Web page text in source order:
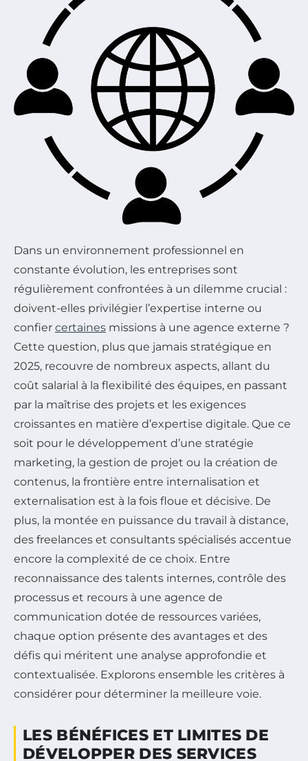
Dans un environnement professionnel en
constante évolution, les entreprises sont
régulièrement confrontées à un dilemme crucial :
doivent-elles privilégier l’expertise interne ou
confier certaines missions à une agence externe ?
Cette question, plus que jamais stratégique en
2025, recouvre de nombreux aspects, allant du
coût salarial à la flexibilité des équipes, en passant
par la maîtrise des projets et les exigences
croissantes en matière d’expertise digitale. Que ce
soit pour le développement d’une stratégie
marketing, la gestion de projet ou la création de
contenus, la frontière entre internalisation et
externalisation est à la fois floue et décisive. De
plus, la montée en puissance du travail à distance,
des freelances et consultants spécialisés accentue
encore la complexité de ce choix. Entre
reconnaissance des talents internes, contrôle des
processus et recours à une agence de
communication dotée de ressources variées,
chaque option présente des avantages et des
défis qui méritent une analyse approfondie et
contextualisée. Explorons ensemble les critères à
considérer pour déterminer la meilleure voie.
LES BÉNÉFICES ET LIMITES DE
DÉVELOPPER DES SERVICES